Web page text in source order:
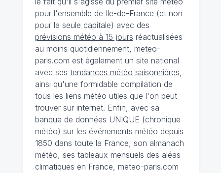
pour l'ensemble de Ile-de-France (et non
pour la seule capitale) avec des
prévisions météo à 15 jours réactualisées
au moins quotidiennement, meteo-
paris.com est également un site national
avec ses tendances météo saisonnières,
ainsi qu'une formidable compilation de
tous les liens météo utiles que l'on peut
trouver sur internet. Enfin, avec sa
banque de données UNIQUE (chronique
météo) sur les événements météo depuis
1850 dans toute la France, son almanach
météo, ses tableaux mensuels des aléas
climatiques en France, meteo-paris.com